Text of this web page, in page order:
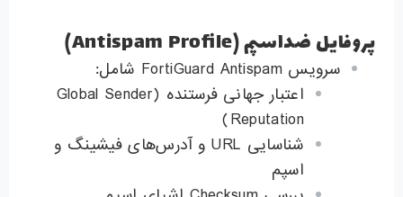
پروفایل ضداسپم (Antispam Profile)
سرویس FortiGuard Antispam شامل:
اعتبار جهانی فرستنده (Global Sender
Reputation)
شناسایی URL و آدرس‌های فیشینگ و
اسپم